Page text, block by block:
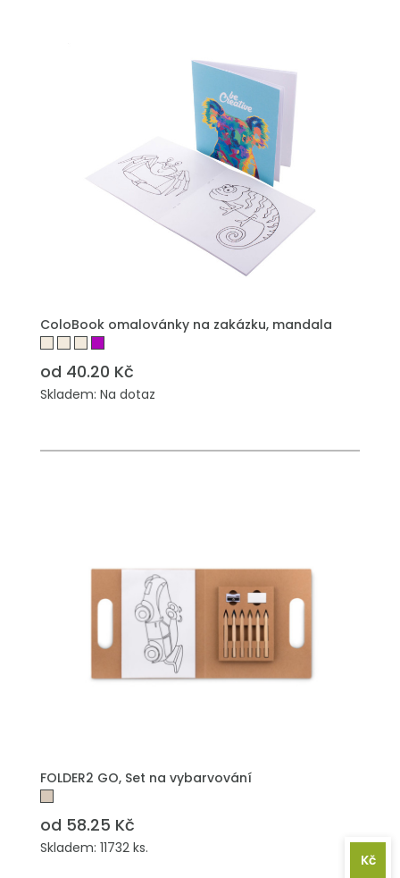
ColoBook omalovánky na zakázku, mandala
od 40.20 Kč
Skladem: Na dotaz
FOLDER2 GO, Set na vybarvování
od 58.25 Kč
Skladem: 11732 ks.
Kč